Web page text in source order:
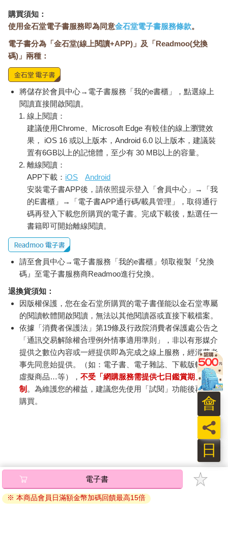
購買須知：
使用金石堂電子書服務即為同意金石堂電子書服務條款。
電子書分為「金石堂(線上閱讀+APP)」及「Readmoo(兌換
碼)」兩種：
將儲存於會員中心→電子書服務「我的e書櫃」，點選線上
閱讀直接開啟閱讀。
線上閱讀：
建議使用Chrome、Microsoft Edge 有較佳的線上瀏覽效
果， iOS 16 或以上版本，Android 6.0 以上版本，建議裝
置有6GB以上的記憶體，至少有 30 MB以上的容量。
離線閱讀：
APP下載： iOS
Android
安裝電子書APP後，請依照提示登入「會員中心」→「我
的E書櫃」→「電子書APP通行碼/載具管理」，取得通行
碼再登入下載您所購買的電子書。完成下載後，點選任一
書籍即可開始離線閱讀。
請至會員中心→電子書服務「我的e書櫃」領取複製『兌換
碼』至電子書服務商Readmoo進行兌換。
退換貨須知：
因版權保護，您在金石堂所購買的電子書僅能以金石堂專屬
的閱讀軟體開啟閱讀，無法以其他閱讀器或直接下載檔案。
依據「消費者保護法」第19條及行政院消費者保護處公告之
「通訊交易解除權合理例外情事適用準則」，非以有形媒介
提供之數位內容或一經提供即為完成之線上服務，經消費者
事先同意始提供。（如：電子書、電子雜誌、下載版軟體、
虛擬商品…等），不受「網購服務需提供七日鑑賞期」的限
制 。為維護您的權益，建議您先使用「試閱」功能後再付款
購買。
電子書
日
員
會